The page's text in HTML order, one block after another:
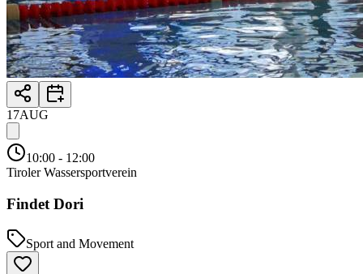
17AUG
10:00 - 12:00
Tiroler Wassersportverein
Findet Dori
Sport and Movement